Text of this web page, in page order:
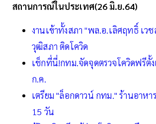
สถานการณ์ในประเทศ(26 มิ.ย.64)
งานเข้าทั้งสภา "พล.อ.เลิศฤทธิ์ เว
วุฒิสภา ติดโควิด
เช็กที่นี่!กทม.จัดจุดตรวจโควิดฟรีตั้
ก.ค.
เตรียม "ล็อกดาวน์ กทม." ร้านอาห
15 วัน